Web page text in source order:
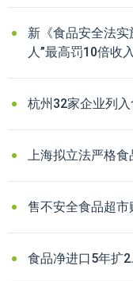
新《食品安全法
人”最高罚10倍收入
杭州32家企业列
上海拟立法严格
售不安全食品超市
食品净进口5年扩